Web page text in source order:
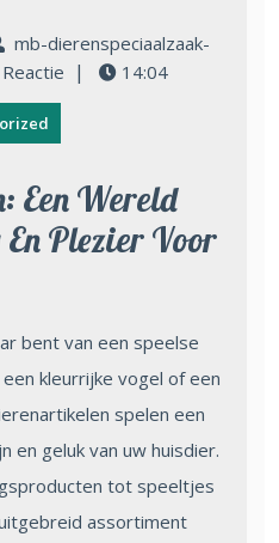
mb-dierenspeciaalzaak-
| 14:04
Een Wereld
Plezier Voor
bent van een speelse
kleurrijke vogel of een
spelen een
en geluk van uw huisdier.
tot speeltjes
assortiment